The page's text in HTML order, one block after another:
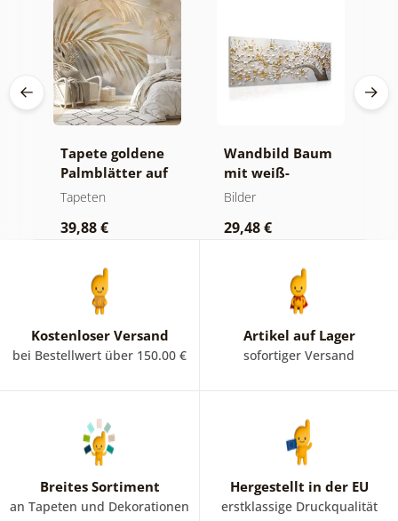
Tapete goldene
Palmblätter auf
beigem
Tapeten
39,88 €
Wandbild Baum
mit weiß-
goldenen Blumen
Bilder
29,48 €
Kostenloser Versand
bei Bestellwert über 150.00 €
Artikel auf Lager
sofortiger Versand
Breites Sortiment
an Tapeten und Dekorationen
Hergestellt in der EU
erstklassige Druckqualität